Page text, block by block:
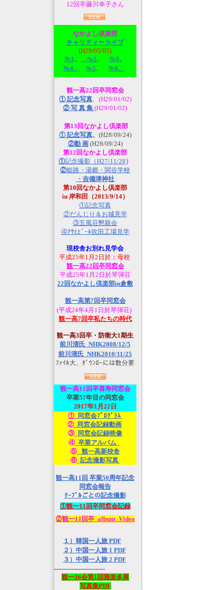
12回卒藤川幸子さん
なかよし倶楽部
チャリティーライブ
(H29/05/05)
№1、 №2、 №3、
№4、
№5、 №6、
観一高22回卒同窓会
① 記念写真、(H29/01/02)
② 写 真 集 (H29/01/02)
第13回なかよし倶楽部
① 記念写真、 (H28/09/24)
②動 画(H28/09/24)
第12回なかよし倶楽部
①記念撮影（H27/11/28 ）
②姫路・湯郷・関谷学校
・吉備津神社
第10回なかよし倶楽部
in 岸和田（2013/9/14）
①記念写真
②だんじり＆お城見学
③五風荘懇親会
④ｱｻﾋﾋﾞｰﾙ吹田工場見学
現校舎お別れ見学会
平成25年1月2日於：母校
観一高22回卒同窓会
平成25年1月2日於琴弾荘
22回なかよし倶楽部in倉敷
観一高第7回卒同窓会
(平成24年4月1日於琴弾荘)
観一高7回卒私たちの時代
観一高3回卒・防衛大1期生
前川清氏_NHK2008/12/5
前川清氏_NHK2010/11/25
ﾌｧｲﾙ大、ﾀﾞｳﾝﾛｰには数分要
観一高11回卒喜寿同窓会
卒業57年目の同窓会
2017年1月22日
①_ 同窓会ﾌﾟﾛｸﾞﾗﾑ
②_同窓会記録動画
③_ 同窓会記録映像
④_ 卒業アルバム
⑤_観一高新校舎
⑥_ 記念撮影写真
観一高11回 卒業50周年記念
同窓会報告
ﾃｰﾌﾞﾙごとの記念撮影
①観一11回卒同窓会記録
②観一11回卒_album_Video
１）韓国一人旅 PDF
２）中国一人旅 1 PDF
３）中国一人旅 2 PDF
---------------------
観一36会第1回雅楽多展
写真集PDF